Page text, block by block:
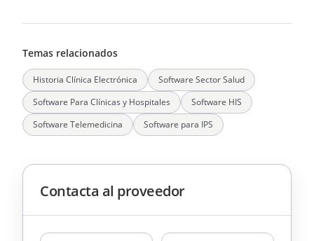
Temas relacionados
Historia Clínica Electrónica
Software Sector Salud
Software Para Clínicas y Hospitales
Software HIS
Software Telemedicina
Software para IPS
Contacta al proveedor